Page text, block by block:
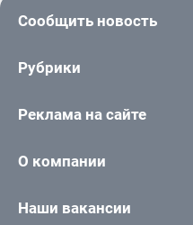
Сообщить новость
Рубрики
Реклама на сайте
О компании
Наши вакансии